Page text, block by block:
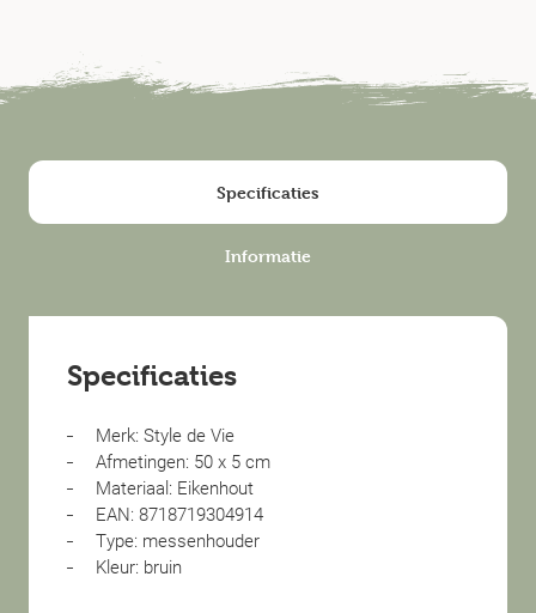
Specificaties
Informatie
Specificaties
Merk: Style de Vie
Afmetingen: 50 x 5 cm
Materiaal: Eikenhout
EAN: 8718719304914
Type: messenhouder
Kleur: bruin